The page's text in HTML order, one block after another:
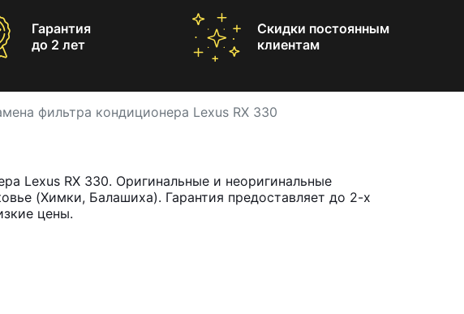
Гарантия
до 2 лет
Скидки постоянным
клиентам
фильтра кондиционера Lexus RX 330
Lexus RX 330. Оригинальные и неоригинальные
(Химки, Балашиха). Гарантия предоставляет до 2-х
цены.